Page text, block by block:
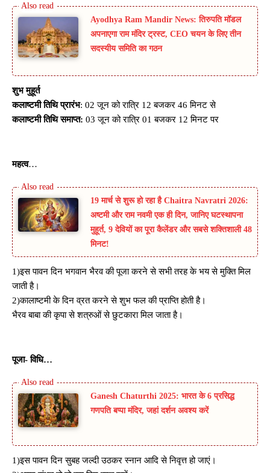
Ayodhya Ram Mandir News: तिरुपति मॉडल
अपनाएगा राम मंदिर ट्रस्ट, CEO चयन के लिए तीन
सदस्यीय समिति का गठन
शुभ मुहूर्त
कलाष्टमी तिथि प्रारंभ: 02 जून को रात्रि 12 बजकर 46 मिनट से
कलाष्टमी तिथि समाप्त: 03 जून को रात्रि 01 बजकर 12 मिनट पर
महत्व…
19 मार्च से शुरू हो रहा है Chaitra Navratri 2026:
अष्टमी और राम नवमी एक ही दिन, जानिए घटस्थापना
मुहूर्त, 9 देवियों का पूरा कैलेंडर और सबसे शक्तिशाली 48
मिनट!
1)इस पावन दिन भगवान भैरव की पूजा करने से सभी तरह के भय से मुक्ति मिल
जाती है।
2)कालाष्टमी के दिन व्रत करने से शुभ फल की प्राप्ति होती है।
भैरव बाबा की कृपा से शत्रुओं से छुटकारा मिल जाता है।
पूजा- विधि…
Ganesh Chaturthi 2025: भारत के 6 प्रसिद्ध
गणपति बप्पा मंदिर, जहां दर्शन अवश्य करें
1)इस पावन दिन सुबह जल्दी उठकर स्नान आदि से निवृत्त हो जाएं।